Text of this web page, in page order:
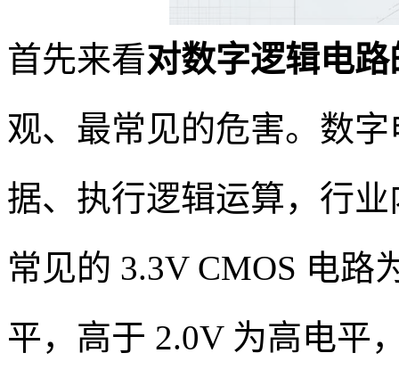
首先来看对数字逻辑电
观、最常见的危害。数
据、执行逻辑运算，行
常见的 3.3V CMOS 电路
平，高于 2.0V 为高电平